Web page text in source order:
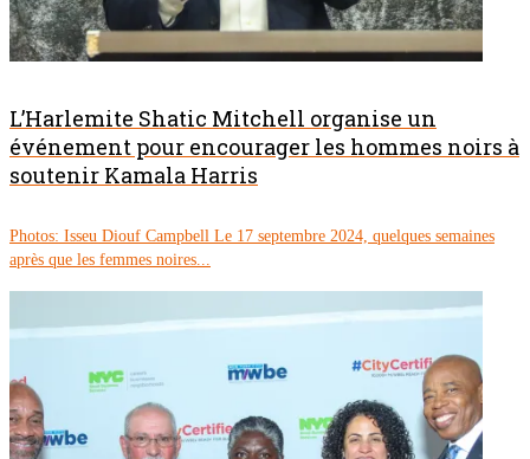
L’Harlemite Shatic Mitchell organise un
événement pour encourager les hommes noirs à
soutenir Kamala Harris
Photos: Isseu Diouf Campbell Le 17 septembre 2024, quelques semaines
après que les femmes noires...